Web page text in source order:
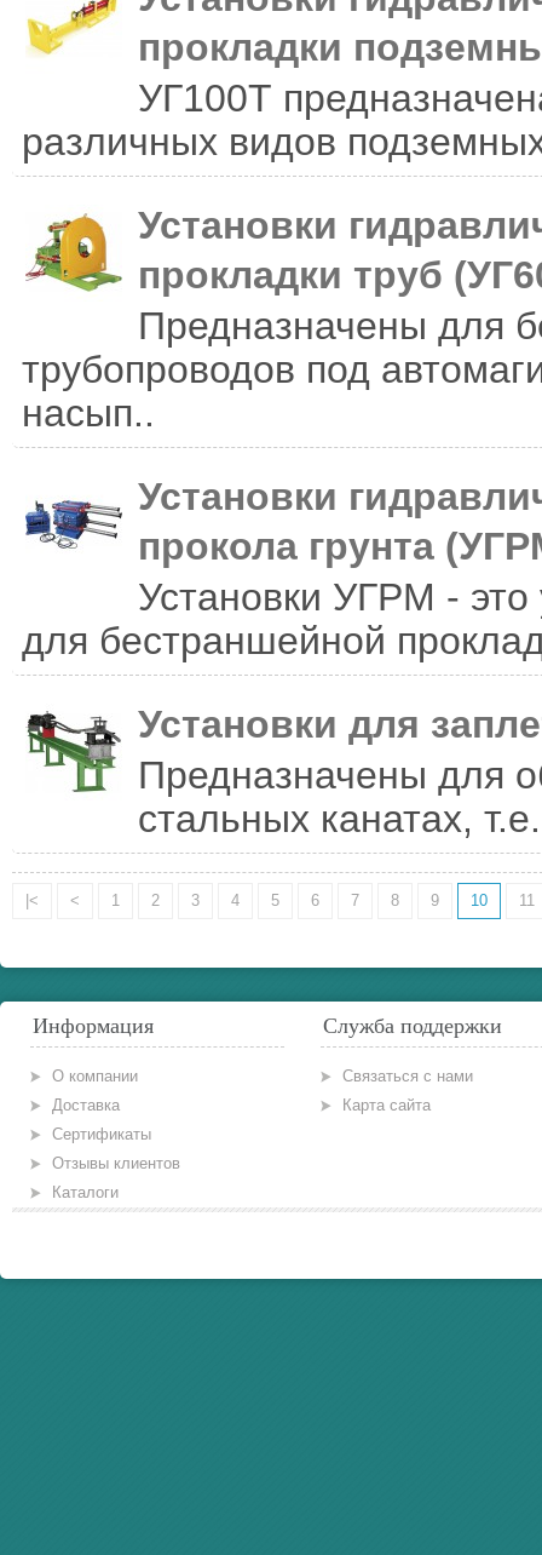
прокладки
УГ100Т
различных видов
Установки
прокладки труб
Предназначены для
трубопроводов под
насып..
Установки
прокола грунта
Установки УГРМ -
для бестраншейной
Установки для
Предназначены для
стальных канатах,
|< < 1 2 3 4 5 6 7 8 9 10 11
Информация
О компании
Доставка
Сертификаты
Отзывы клиентов
Каталоги
Служба поддержки
Связаться с нами
Карта сайта